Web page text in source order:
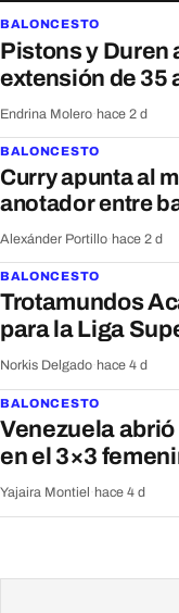
BALONCESTO
Pistons y Duren
extensión de 35
Endrina Molero hace 2 d
BALONCESTO
Curry apunta al
anotador entre
Alexánder Portillo hace 2 d
BALONCESTO
Trotamundos
para la Liga
Norkis Delgado hace 4 d
BALONCESTO
Venezuela
en el 3×3
Yajaira Montiel hace 4 d